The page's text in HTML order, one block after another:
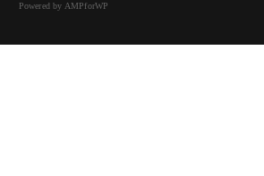
Powered by AMPforWP